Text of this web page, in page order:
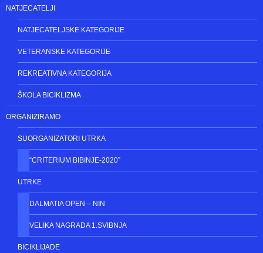
NATJECATELJI
NATJECATELJSKE KATEGORIJE
VETERANSKE KATEGORIJE
REKREATIVNA KATEGORIJA
ŠKOLA BICIKLIZMA
ORGANIZIRAMO
SUORGANIZATORI UTRKA
“CRITERIUM BIBINJE-2020”
UTRKE
DALMATIA OPEN – NIN
VELIKA NAGRADA 1.SVIBNJA
BICIKLIJADE